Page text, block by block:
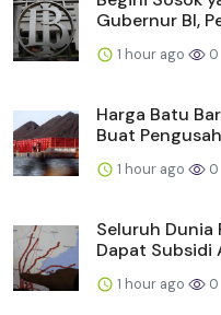
Gubernur BI,
1 hour ago 0
Harga Batu
Buat
1 hour ago 0
Seluruh Dunia
Dapat Subsidi
1 hour ago 0